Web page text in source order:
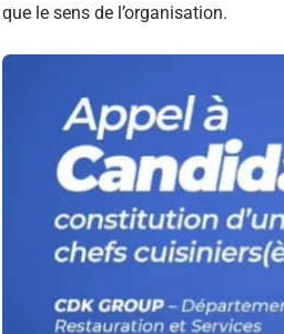
que le sens de l’organisation.